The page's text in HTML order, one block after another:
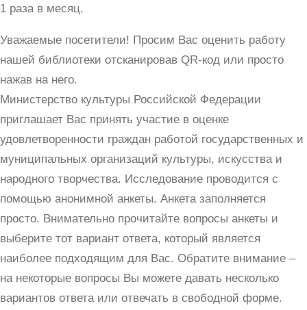
1 раза в месяц.
Уважаемые посетители! Просим Вас оценить работу
нашей библиотеки отсканировав QR-код или просто
нажав на него.
Министерство культуры Российской Федерации
приглашает Вас принять участие в оценке
удовлетворенности граждан работой государственных и
муниципальных организаций культуры, искусства и
народного творчества. Исследование проводится с
помощью анонимной анкеты. Анкета заполняется
просто. Внимательно прочитайте вопросы анкеты и
выберите тот вариант ответа, который является
наиболее подходящим для Вас. Обратите внимание –
на некоторые вопросы Вы можете давать несколько
вариантов ответа или отвечать в свободной форме.